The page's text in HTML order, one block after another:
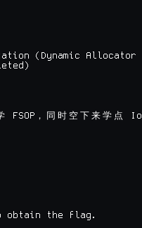
(Dynamic Allocator
FSOP ， 同 时 空 下 来 学 点
obtain the flag.